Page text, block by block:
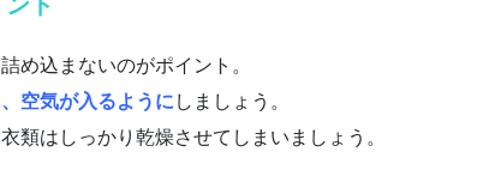
め込まないのがポイント。
空気が入るように しましょう。
類はしっかり乾燥させてしまいましょう。